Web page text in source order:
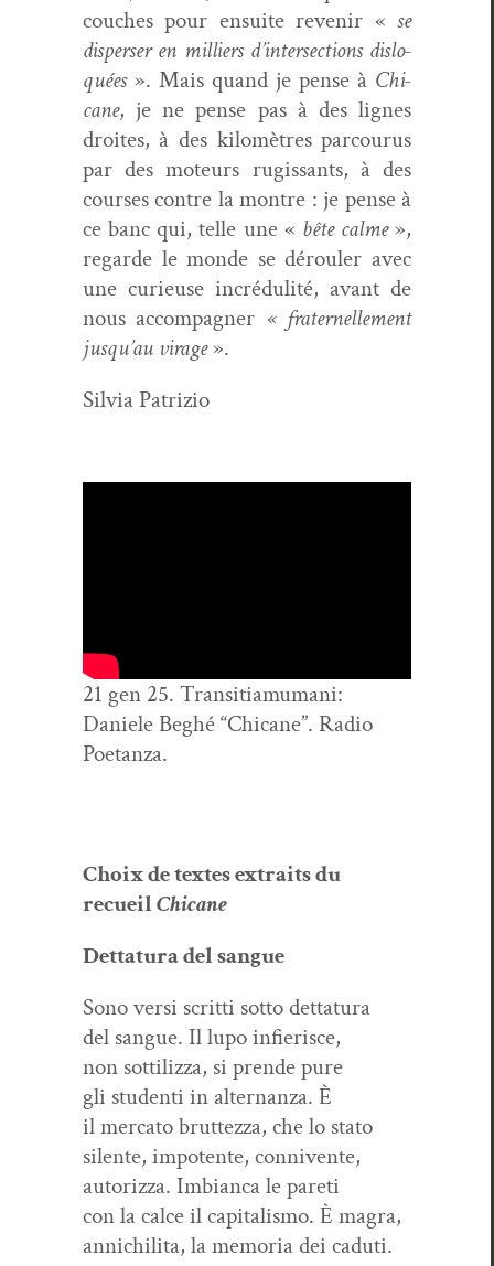
couch­es pour ensuite revenir «se
dis­pers­er en mil­liers d’in­ter­sec­tions dis­lo­
quées». Mais quand je pense à Chi­
cane, je ne pense pas à des lignes
droites, à des kilo­mètres par­cou­rus
par des moteurs rugis­sants, à des
cours­es con­tre la mon­tre : je pense à
ce banc qui, telle une « bête calme»,
regarde le monde se dérouler avec
une curieuse incré­dulité, avant de
nous accom­pa­g­n­er « frater­nelle­ment
jusqu’au virage».
Sil­via Patrizio
21 gen 25. Tran­si­ti­a­mu­mani:
Daniele Beghé “Chi­cane”. Radio
Poetanza.
Choix de textes extraits du
recueilChi­cane
Det­tatu­ra del sangue
Sono ver­si scrit­ti sot­to dettatura
del sangue. Il lupo infierisce,
non sot­tiliz­za, si prende pure
gli stu­den­ti in alter­nan­za. È
il mer­ca­to brut­tez­za, che lo stato
silente, impo­tente, connivente,
autor­iz­za. Imbian­ca le pareti
con la calce il cap­i­tal­is­mo. È magra,
annichili­ta, la memo­ria dei caduti.